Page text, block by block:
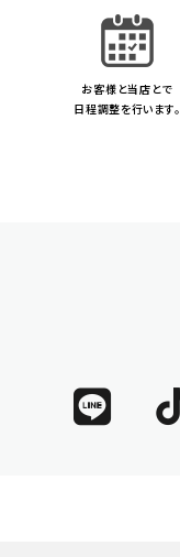
お客様と当店とで
日程調整を行います。